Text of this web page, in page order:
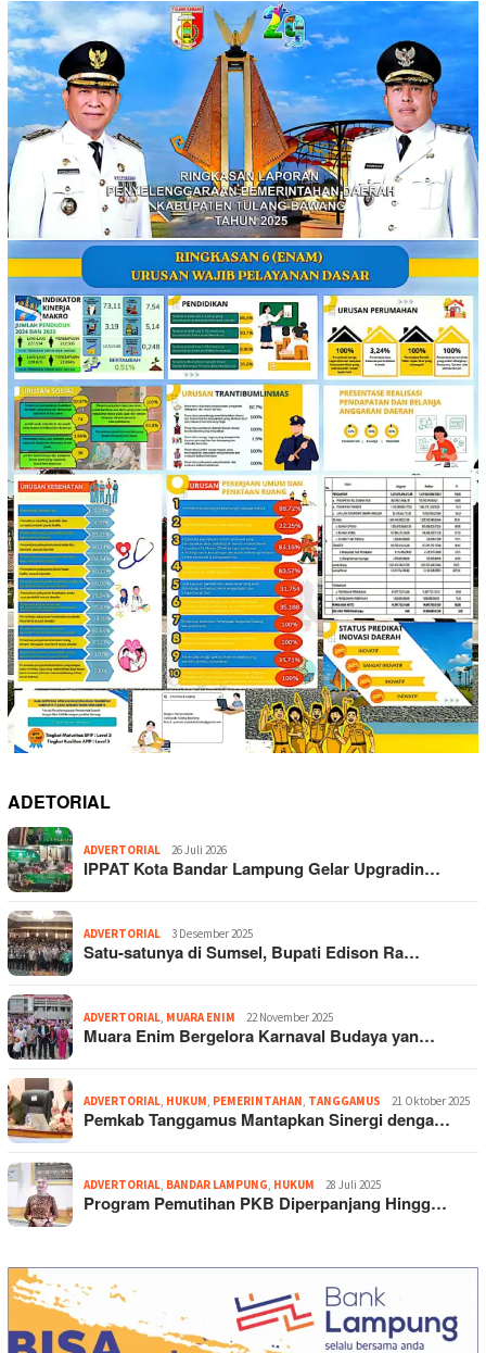
ADETORIAL
ADVERTORIAL 26 Juli 2026
IPPAT Kota Bandar Lampung Gelar Upgradin…
ADVERTORIAL 3 Desember 2025
Satu-satunya di Sumsel, Bupati Edison Ra…
ADVERTORIAL, MUARA ENIM 22 November 2025
Muara Enim Bergelora Karnaval Budaya yan…
ADVERTORIAL, HUKUM, PEMERINTAHAN, TANGGAMUS 21 Oktober 2025
Pemkab Tanggamus Mantapkan Sinergi denga…
ADVERTORIAL, BANDAR LAMPUNG, HUKUM 28 Juli 2025
Program Pemutihan PKB Diperpanjang Hingg…